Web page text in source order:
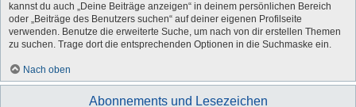
kannst du auch „Deine Beiträge anzeigen“ in deinem persönlichen Bereich
oder „Beiträge des Benutzers suchen“ auf deiner eigenen Profilseite
verwenden. Benutze die erweiterte Suche, um nach von dir erstellen Themen
zu suchen. Trage dort die entsprechenden Optionen in die Suchmaske ein.
Nach oben
Abonnements und Lesezeichen